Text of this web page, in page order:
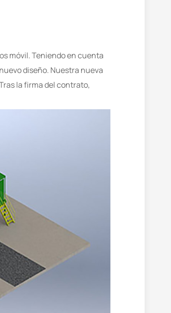
móvil. Teniendo en cuenta
diseño. Nuestra nueva
la firma del contrato,